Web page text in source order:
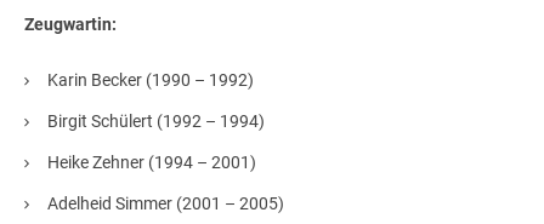
Zeugwartin:
Karin Becker (1990 – 1992)
Birgit Schülert (1992 – 1994)
Heike Zehner (1994 – 2001)
Adelheid Simmer (2001 – 2005)